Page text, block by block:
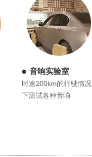
音响实验室
时速200km的行驶情况
下测试各种音响